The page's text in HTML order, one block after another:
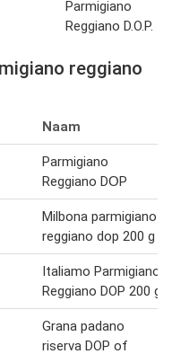
Parmigiano
Reggiano D.O.P.
reggiano
Naam
Parmigiano
Reggiano DОP
Milbona parmigiano
reggiano dop 200 g
Italiamo Parmigiano
Reggiano DOP 200 g
Grana padano
riserva DOP of